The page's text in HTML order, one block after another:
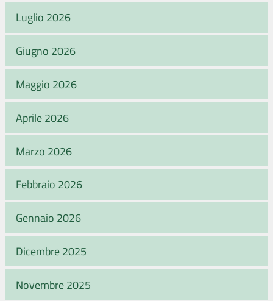
Luglio 2026
Giugno 2026
Maggio 2026
Aprile 2026
Marzo 2026
Febbraio 2026
Gennaio 2026
Dicembre 2025
Novembre 2025